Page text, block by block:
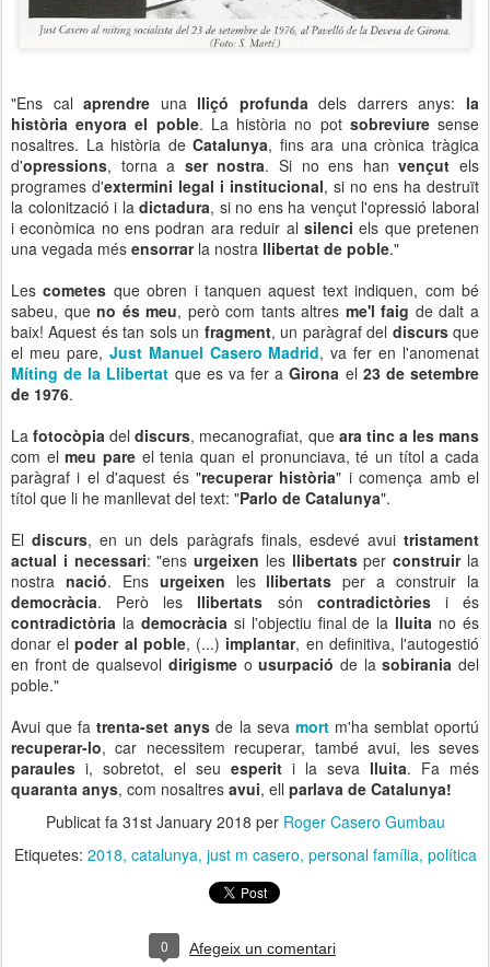
"Ens cal aprendre unalliçó profundadels darrers anys: la
història enyora el poble. La història no pot sobreviuresense
nosaltres. La història deCatalunya, fins ara una crònica tràgica
d'opressions, torna a ser nostra. Si no ens hanvençut els
programes d'extermini legal i institucional, si no ens ha destruït
la colonització i ladictadura, si no ens ha vençut l'opressió laboral
i econòmica no ens podran ara reduir al silenci els que pretenen
una vegada més ensorrarla nostra llibertat de poble."
Lescometes que obren i tanquen aquest text indiquen, com bé
sabeu, queno és meu, però com tants altres me'l faig de dalt a
baix! Aquest és tan sols un fragment, un paràgraf del discursque
el meu pare, Just Manuel Casero Madrid, va fer en l'anomenat
Míting de la Llibertat que es va fer aGirona el 23 de setembre
de 1976.
Lafotocòpia deldiscurs, mecanografiat, que ara tinc a les mans
com elmeu pare el tenia quan el pronunciava, té un títol a cada
paràgraf i el d'aquest és "recuperar història" i comença amb el
títol que li he manllevat del text: "Parlo de Catalunya".
El discurs, en un dels paràgrafs finals, esdevé avuitristament
actual i necessari: "ensurgeixen les llibertatsperconstruirla
nostra nació. Ens urgeixen lesllibertats per a construir la
democràcia. Però les llibertats són contradictòriesi és
contradictòria la democràcia si l'objectiu final de la lluita no és
donar elpoder al poble, (...) implantar, en definitiva, l'autogestió
en front de qualsevol dirigismeousurpació de lasobirania del
poble."
Avui que fatrenta-set anys de la seva mortm'ha semblat oportú
recuperar-lo, car necessitem recuperar, també avui, les seves
paraules i, sobretot, el seu esperit i la seva lluita. Fa més
quaranta anys, com nosaltres avui, ell parlava de Catalunya!
Publicat fa 31st January 2018 per Roger Casero Gumbau
Etiquetes: 2018 catalunya just m casero personal família política
0 Afegeix un comentari